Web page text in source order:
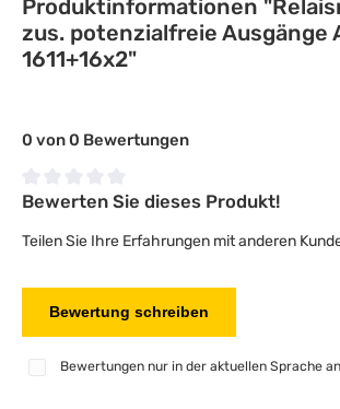
Produktinformationen
zus. potenzialfreie Ausgänge
1611+16x2"
0 von 0 Bewertungen
Durchschnittliche Bewertung von 0 von 5
Bewerten Sie dieses Produkt!
Teilen Sie Ihre Erfahrungen mit anderen
Bewertung schreiben
Bewertungen nur in der aktuellen Sprache